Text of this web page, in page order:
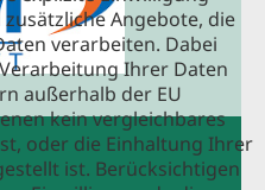
Angebote, die
verarbeiten. Dabei
Ihrer Daten
außerhalb der EU
kein vergleichbares
oder die Einhaltung Ihrer
ist. Berücksichtigen